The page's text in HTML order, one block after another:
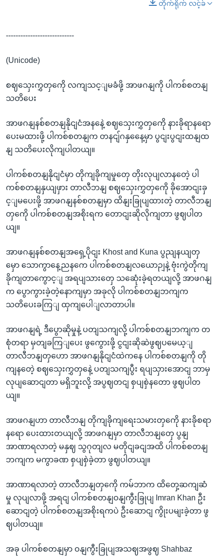
တိုက်ရိုက် လင့်ခ်
----------------------------
(Unicode)
စဈသှေးကွှတှကေို လကျသင့ျမခံဖို့ အာဖဂနျကို ပါကစ်စတနျ
သတိပေး
အာဖဂနျနစ်စတနျနိုငျငံအနနေဲ့ စဈသှေးကွှတှကေို နားခိုရာနရော
ပေးမထားဖို့ ပါကစ်စတနျက တနငျ်ဂနှနေေ့မှာ ပွငျးပွငျးထနျထ
နျ သတိပေးလိုကျပါတယျ။
ပါကစ်စတနျနိုငျငံမှာ တိုကျခိုကျမှုတှေ တိုးလုပျလာနတေဲ့ ပါ
ကစ်စတနျနှယျဖှား တာလီဘနျ စဈသှေးကွှတှကေို ခိုအောငျးခှ
င့ျမပေးဖို့ အာဖဂနျနစ်စတနျမှာ ထိနျးခြုပျထားတဲ့ တာလီဘနျ
တှကေို ပါကစ်စတနျအစိုးရက တောငျးဆိုလိုကျတာ ဖွဈပါတ
ယျ။
အာဖဂနျနစ်စတနျအရှေ့ပိုငျး Khost and Kuna ပွညျနယျတှ
မှော သောကွာနေ့ညနကေ ပါကစ်စတနျလယောဉျနဲ့ ဗုံးကွဲတိုကျ
ခိုကျတာကွောင့ျ အရပျသားတှေ သဆေုံးခဲ့ရတယျလို့ အာဖဂနျ
က ပွောကွားခဲ့တဲ့နောကျမှာ အခုလို ပါကစ်စတနျဘကျက
သတိပေးခကြျ ထှကျပေါျလာတာပါ။
အာဖဂနျရဲ့ ဒီပွောဆိုမှုနဲ့ ပတျသကျလို့ ပါကစ်စတနျဘကျက တ
စုံတရာ မှတျခကြျပေး ဖွကွေားဖို့ ငွငျးဆိုဆဲဖွဈပမေယ့ျ
တာလီဘနျတှဟော အာဖဂနျနိုငျငံထဲကနေ ပါကစ်စတနျကို တို
ကျနတေဲ့ စဈသှေးကွှတှနေဲ့ ပတျသကျပွီး ရပျသှားအောငျ ဘာမှ
လုပျဆောငျတာ မရှိဘူးလို့ အပွဈတငျ စှပျစှဲနတော ဖွဈပါတ
ယျ။
အာဖဂနျဟာ တာလီဘနျ တိုကျခိုကျရေးသမားတှကေို နားခိုစရာ
နရော ပေးထားတယျလို့ အာဖဂနျမှာ တာလီဘနျတှေ ပွနျ
အာဏာရလာတဲ့ မနှဈ သွဂုတျလ မတိုငျခငျအထိ ပါကစ်စတနျ
ဘကျက မကွာခဏ စှပျစှဲခဲ့တာ ဖွဈပါတယျ။
အာဏာရလာတဲ့ တာလီဘနျတှကေို ကမ်ဘာက ထိတှေ့ဆကျဆံ
မှု လုပျလာဖို့ အရငျ ပါကစ်စတနျဝနျကွီးခြုပျ Imran Khan ဦး
ဆောငျတဲ့ ပါကစ်စတနျအစိုးရကပဲ ဦးဆောငျ ကွိုးပမျးခဲ့တာ ဖွ
ဈပါတယျ။
အခု ပါကစ်စတနျမှာ ဝနျကွီးခြုပျအသဈအဖွဈ Shahbaz